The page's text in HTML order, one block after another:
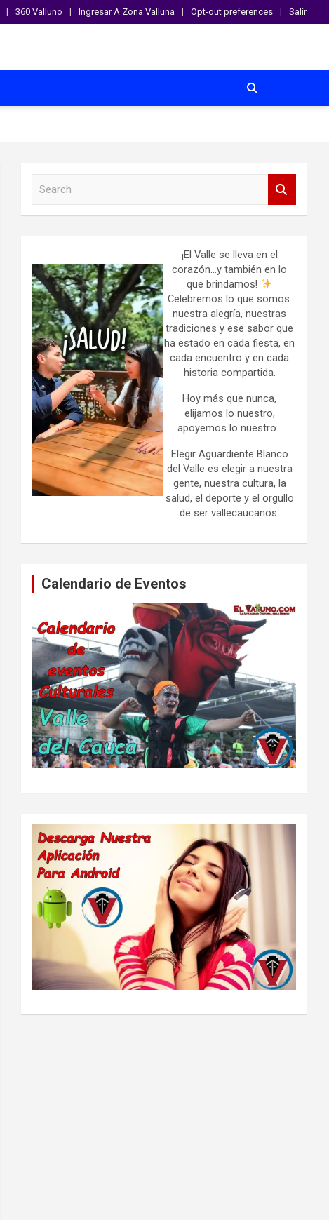
360 Valluno Ingresar A Zona Valluna Opt-out preferences Salir
¡El Valle se lleva en el
corazón…y también en lo
que brindamos!
Celebremos lo que somos:
nuestra alegría, nuestras
tradiciones y ese sabor que
ha estado en cada fiesta, en
cada encuentro y en cada
historia compartida.
Hoy más que nunca,
elijamos lo nuestro,
apoyemos lo nuestro.
Elegir Aguardiente Blanco
del Valle es elegir a nuestra
gente, nuestra cultura, la
salud, el deporte y el orgullo
de ser vallecaucanos.
Calendario de Eventos